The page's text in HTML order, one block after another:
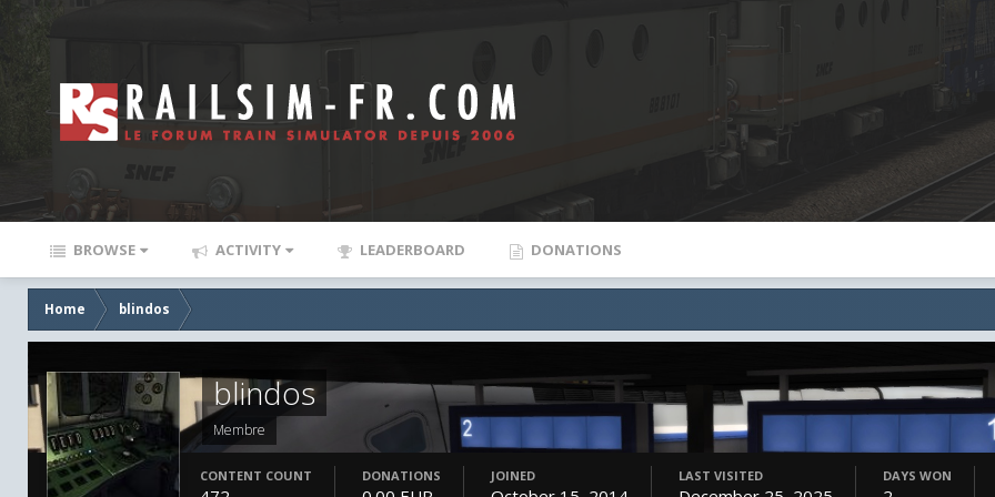
BROWSE ACTIVITY LEADERBOARD DONATIONS
Home blindos
blindos
Membre
CONTENT COUNT DONATIONS JOINED LAST VISITED DAYS WON